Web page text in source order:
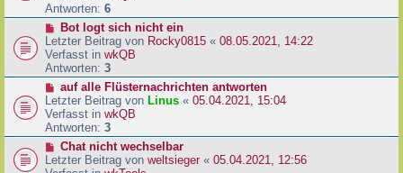
t
a
g
e
r
B
e
i
t
a
g
Antworten: 6
N
e
u
e
r
B
e
i
t
a
Bot logt sich nicht ein
Letzter Beitrag von Rocky0815 « 08.05.2021, 14:22
Verfasst in wkQB
Antworten: 3
N
e
u
e
r
B
e
auf alle Flüsternachrichten antworten
Letzter Beitrag von Linus « 05.04.2021, 15:04
Verfasst in wkQB
Antworten: 3
N
e
Chat nicht wechselbar
Letzter Beitrag von weltsieger « 05.04.2021, 12:56